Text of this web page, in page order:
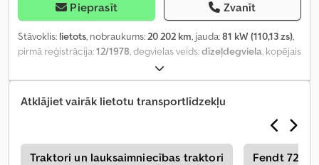
Pieprasīt Zvanīt
Stāvoklis: lietots, nobraukums:20 202 km, jauda:81 kW (110,13 zs),
pirmā reģistrācija:12/1978, degvielas veids:dīzeļdegviela, kopējais
, asu konfigurācija:
12/2026, pārnesuma veids:mehānisks, Ražošanas gads:1978,
Atklājiet vairāk lietotu transportlīdzekļu
Traktori un lauksaimniecības traktori Fendt 724